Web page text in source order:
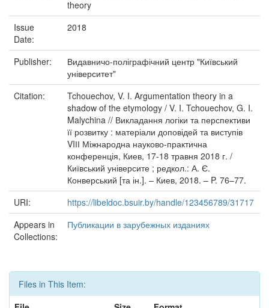
theory
Issue
Date:
2018
Publisher:
Видавничо-поліграфічний центр "Київський
університет"
Citation:
Tchouechov, V. I. Argumentation theory in a
shadow of the etymology / V. I. Tchouechov, G. I.
Malychina // Викладання логіки та перспективи
її розвитку : матеріали доповідей та виступів
VIІІ Міжнародна науково-практична
конференція, Киев, 17-18 травня 2018 г. /
Київський університе ; редкол.: А. Є.
Конверський [та ін.]. – Киев, 2018. – P. 76–77.
URI:
https://libeldoc.bsuir.by/handle/123456789/31717
Appears in
Collections:
Публикации в зарубежных изданиях
Files in This Item: